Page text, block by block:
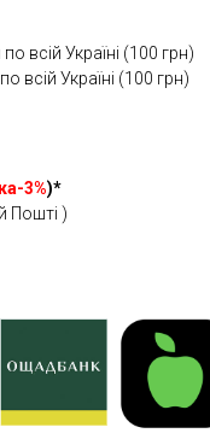
всій Україні (100 грн)
Україні (100 грн)
3%)*
Пошті )